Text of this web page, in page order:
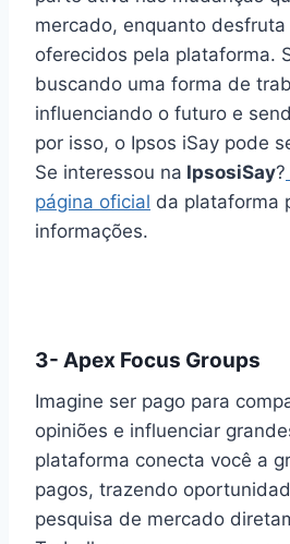
mercado, enquanto
oferecidos pela plataforma.
buscando uma forma de
influenciando o futuro e
por isso, o Ipsos iSay pode
Se interessou na IpsosiSay?
página oficial da plataforma
informações.
3- Apex Focus Groups
Imagine ser pago para
opiniões e influenciar
plataforma conecta você a
pagos, trazendo
pesquisa de mercado